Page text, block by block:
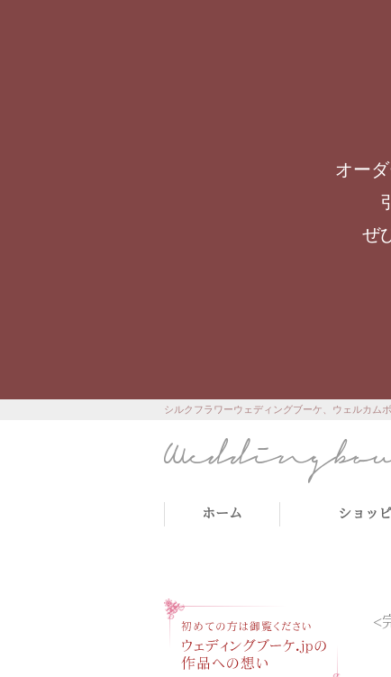
オー
ぜ
シルクフラワーウェディングブーケ、ウェルカム
ホーム ショッ
<